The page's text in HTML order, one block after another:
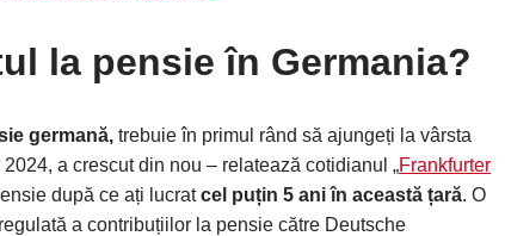
la pensie în Germania?
germană, trebuie în primul rând să ajungeți la vârsta
a crescut din nou – relatează cotidianul „Frankfurter
după ce ați lucratcel puțin 5 ani în această țară. O
a contribuțiilor la pensie către Deutsche